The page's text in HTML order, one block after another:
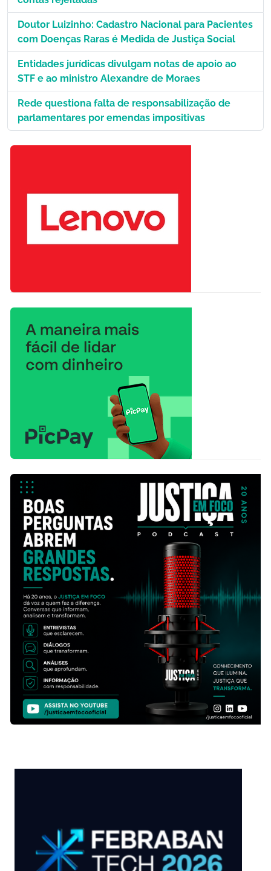
Doutor Luizinho: Cadastro Nacional para Pacientes
com Doenças Raras é Medida de Justiça Social
Entidades jurídicas divulgam notas de apoio ao
STF e ao ministro Alexandre de Moraes
Rede questiona falta de responsabilização de
parlamentares por emendas impositivas